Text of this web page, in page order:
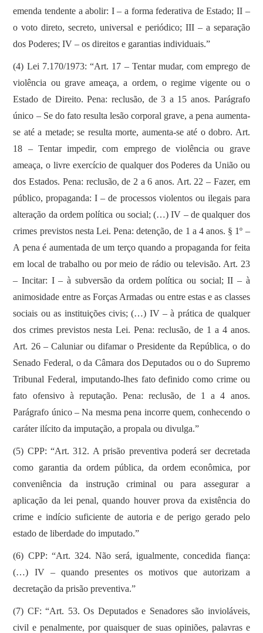
emenda tendente a abolir: I – a forma federativa de Estado; II –
o voto direto, secreto, universal e periódico; III – a separação
dos Poderes; IV – os direitos e garantias individuais.”
(4) Lei 7.170/1973: “Art. 17 – Tentar mudar, com emprego de
violência ou grave ameaça, a ordem, o regime vigente ou o
Estado de Direito. Pena: reclusão, de 3 a 15 anos. Parágrafo
único – Se do fato resulta lesão corporal grave, a pena aumenta-
se até a metade; se resulta morte, aumenta-se até o dobro. Art.
18 – Tentar impedir, com emprego de violência ou grave
ameaça, o livre exercício de qualquer dos Poderes da União ou
dos Estados. Pena: reclusão, de 2 a 6 anos. Art. 22 – Fazer, em
público, propaganda: I – de processos violentos ou ilegais para
alteração da ordem política ou social; (…) IV – de qualquer dos
crimes previstos nesta Lei. Pena: detenção, de 1 a 4 anos. § 1º –
A pena é aumentada de um terço quando a propaganda for feita
em local de trabalho ou por meio de rádio ou televisão. Art. 23
– Incitar: I – à subversão da ordem política ou social; II – à
animosidade entre as Forças Armadas ou entre estas e as classes
sociais ou as instituições civis; (…) IV – à prática de qualquer
dos crimes previstos nesta Lei. Pena: reclusão, de 1 a 4 anos.
Art. 26 – Caluniar ou difamar o Presidente da República, o do
Senado Federal, o da Câmara dos Deputados ou o do Supremo
Tribunal Federal, imputando-lhes fato definido como crime ou
fato ofensivo à reputação. Pena: reclusão, de 1 a 4 anos.
Parágrafo único – Na mesma pena incorre quem, conhecendo o
caráter ilícito da imputação, a propala ou divulga.”
(5) CPP: “Art. 312. A prisão preventiva poderá ser decretada
como garantia da ordem pública, da ordem econômica, por
conveniência da instrução criminal ou para assegurar a
aplicação da lei penal, quando houver prova da existência do
crime e indício suficiente de autoria e de perigo gerado pelo
estado de liberdade do imputado.”
(6) CPP: “Art. 324. Não será, igualmente, concedida fiança:
(…) IV – quando presentes os motivos que autorizam a
decretação da prisão preventiva.”
(7) CF: “Art. 53. Os Deputados e Senadores são invioláveis,
civil e penalmente, por quaisquer de suas opiniões, palavras e